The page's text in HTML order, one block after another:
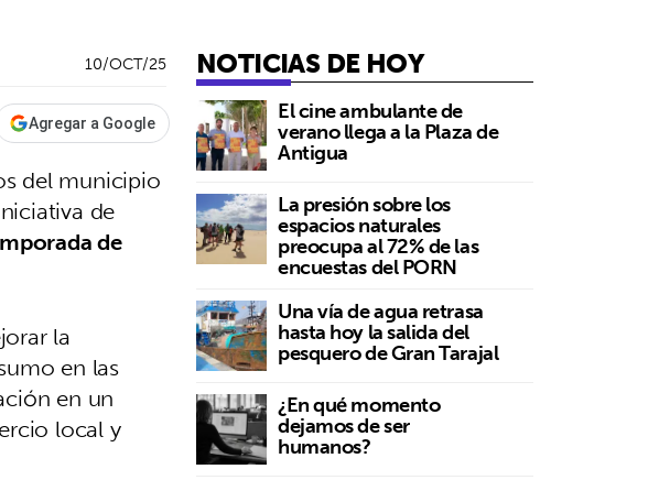
10/OCT/25
Agregar a Google
del municipio
de
de
la
en las
en un
local y
NOTICIAS DE HOY
El cine ambulante de
verano llega a la Plaza de
Antigua
La presión sobre los
espacios naturales
preocupa al 72% de las
encuestas del PORN
Una vía de agua retrasa
hasta hoy la salida del
pesquero de Gran Tarajal
¿En qué momento
dejamos de ser
humanos?